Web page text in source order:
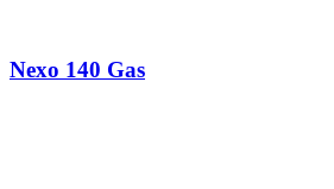
Nexo 140 Gas